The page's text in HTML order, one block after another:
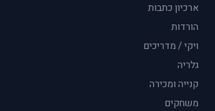
ארכיון כתבות
הורדות
ויקי / מדריכים
גלריה
קנייה ומכירה
משחקים